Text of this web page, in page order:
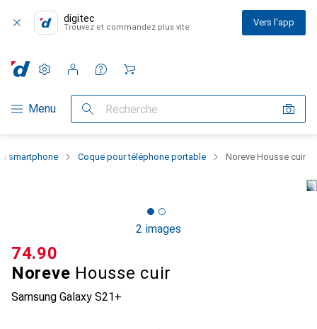
digitec
Trouvez et commandez plus vite Vers l'app
Navigation par catégorie
Menu Recherche
Paramètres
Compte client
Listes de comparaison
Listes d'envies
Panier
smartphone Coque pour téléphone portable Noreve Housse cuir
2 images
Noreve Housse cuir
Samsung Galaxy S21+
CHF
74.90